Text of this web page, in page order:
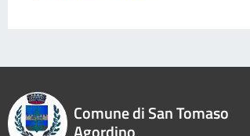
Comune di San Tomaso